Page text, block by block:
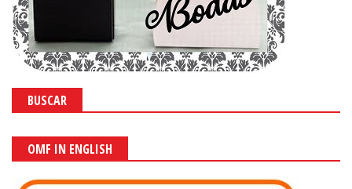
BUSCAR
OMF IN ENGLISH